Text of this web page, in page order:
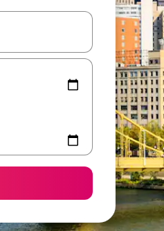
zijn, maak je een keuze met